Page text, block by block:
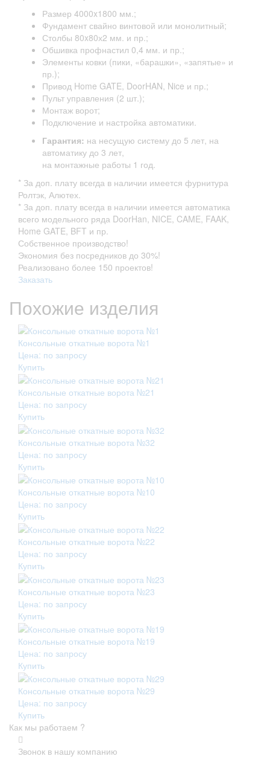
Размер 4000x1800 мм.;
Фундамент свайно винтовой или монолитный;
Столбы 80x80х2 мм. и пр.;
Обшивка профнастил 0,4 мм. и пр.;
Элементы ковки (пики, «барашки», «запятые» и
пр.);
Привод Home GATE, DoorHAN, Nice и пр.;
Пульт управления (2 шт.);
Монтаж ворот;
Подключение и настройка автоматики.
Гарантия: на несущую систему до 5 лет, на
автоматику до 3 лет,
на монтажные работы 1 год.
* За доп. плату всегда в наличии имеется фурнитура
Ролтэк, Алютех.
* За доп. плату всегда в наличии имеется автоматика
всего модельного ряда DoorHan, NICE, CAME, FAAK,
Home GATE, BFT и пр.
Собственное производство!
Экономия без посредников до 30%!
Реализовано более 150 проектов!
Заказать
Похожие изделия
Консольные откатные ворота №1
Цена: по запросу
Купить
Консольные откатные ворота №21
Цена: по запросу
Купить
Консольные откатные ворота №32
Цена: по запросу
Купить
Консольные откатные ворота №10
Цена: по запросу
Купить
Консольные откатные ворота №22
Цена: по запросу
Купить
Консольные откатные ворота №23
Цена: по запросу
Купить
Консольные откатные ворота №19
Цена: по запросу
Купить
Консольные откатные ворота №29
Цена: по запросу
Купить
Как мы работаем ?
Звонок в нашу компанию